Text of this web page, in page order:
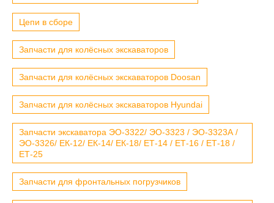
Цепи в сборе
Запчасти для колёсных экскаваторов
Запчасти для колёсных экскаваторов Doosan
Запчасти для колёсных экскаваторов Hyundai
Запчасти экскаватора ЭО-3322/ ЭО-3323 / ЭО-3323А /
ЭО-3326/ ЕК-12/ ЕК-14/ ЕК-18/ ЕТ-14 / ЕТ-16 / ЕТ-18 /
ЕТ-25
Запчасти для фронтальных погрузчиков